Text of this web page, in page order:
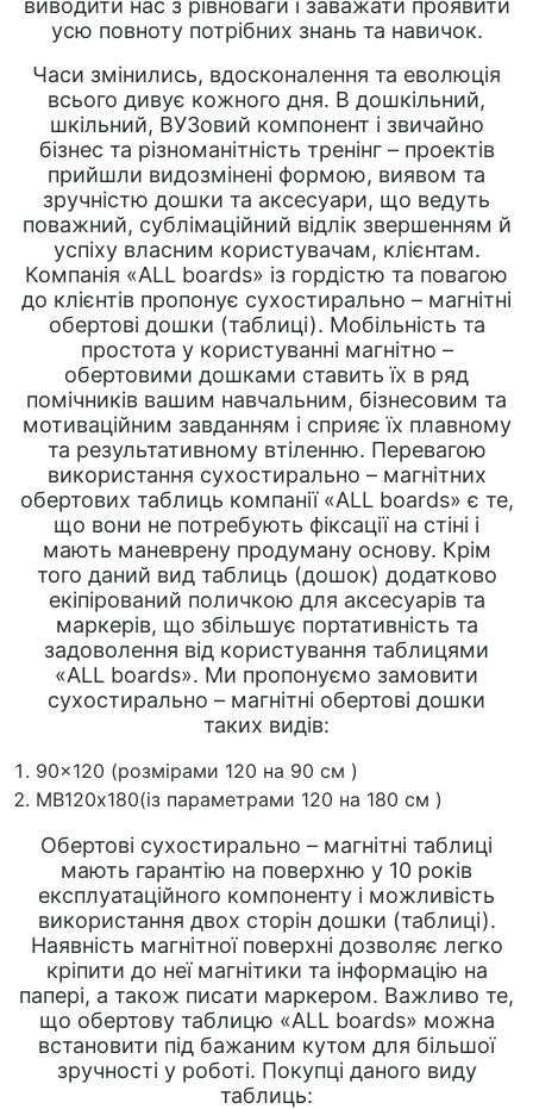
усю повноту потрібних знань та навичок.
Часи змінились, вдосконалення та еволюція
всього дивує кожного дня. В дошкільний,
шкільний, ВУЗовий компонент і звичайно
бізнес та різноманітність тренінг – проектів
прийшли видозмінені формою, виявом та
зручністю дошки та аксесуари, що ведуть
поважний, сублімаційний відлік звершенням й
успіху власним користувачам, клієнтам.
Компанія «ALL boards» із гордістю та повагою
до клієнтів пропонує сухостирально – магнітні
обертові дошки (таблиці). Мобільність та
простота у користуванні магнітно –
обертовими дошками ставить їх в ряд
помічників вашим навчальним, бізнесовим та
мотиваційним завданням і сприяє їх плавному
та результативному втіленню. Перевагою
використання сухостирально – магнітних
обертових таблиць компанії «ALL boards» є те,
що вони не потребують фіксації на стіні і
мають маневрену продуману основу. Крім
того даний вид таблиць (дошок) додатково
екіпірований поличкою для аксесуарів та
маркерів, що збільшує портативність та
задоволення від користування таблицями
«ALL boards». Ми пропонуємо замовити
сухостирально – магнітні обертові дошки
таких видів:
90×120 (розмірами 120 на 90 см )
МВ120х180(із параметрами 120 на 180 см )
Обертові сухостирально – магнітні таблиці
мають гарантію на поверхню у 10 років
експлуатаційного компоненту і можливість
використання двох сторін дошки (таблиці).
Наявність магнітної поверхні дозволяє легко
кріпити до неї магнітики та інформацію на
папері, а також писати маркером. Важливо те,
що обертову таблицю «ALL boards» можна
встановити під бажаним кутом для більшої
зручності у роботі. Покупці даного виду
таблиць: